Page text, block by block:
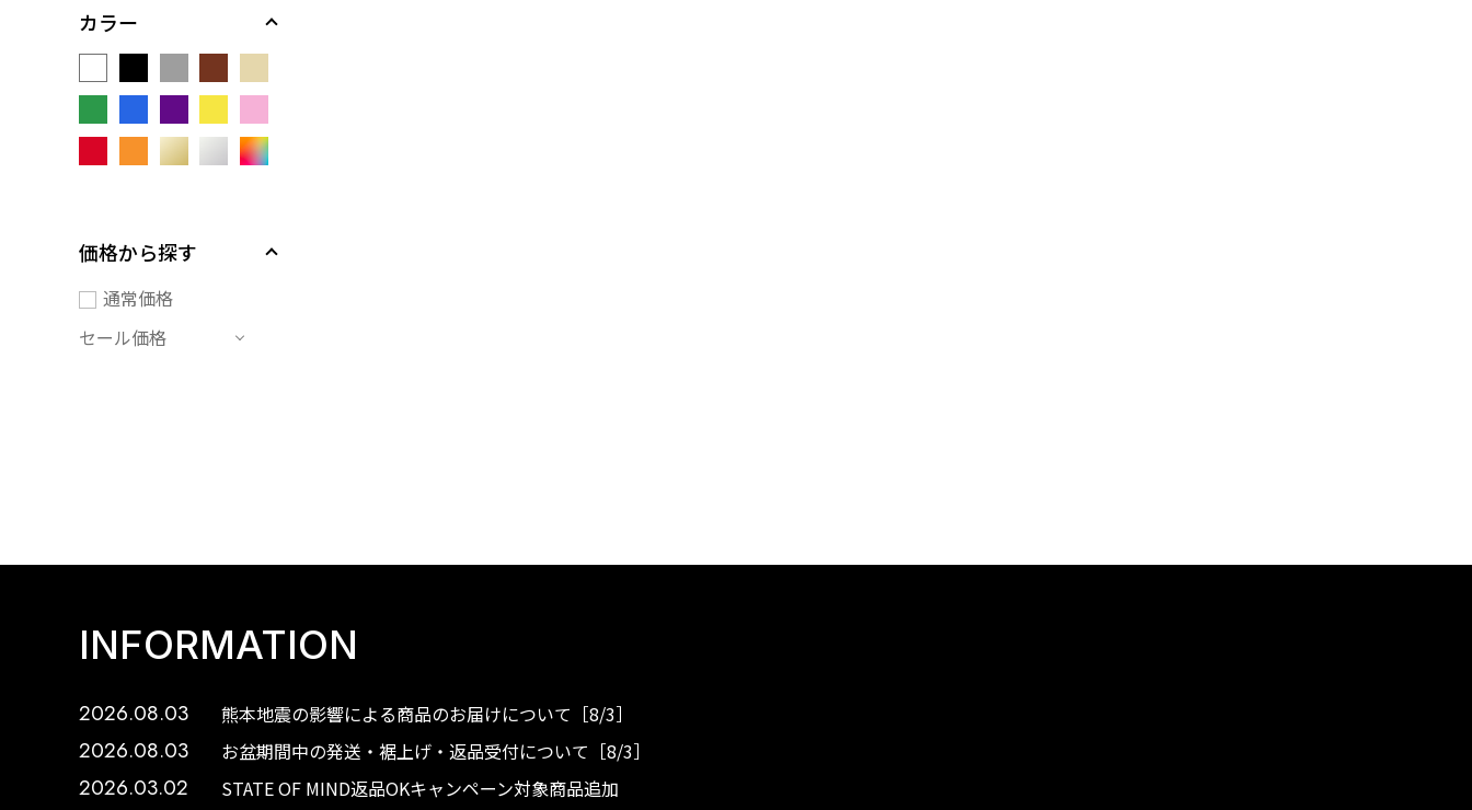
カラー
価格から探す
通常価格
セール価格
INFORMATION
2026.08.03 熊本地震の影響による商品のお届けについて［8/3］
2026.08.03 お盆期間中の発送・裾上げ・返品受付について［8/3］
2026.03.02 STATE OF MIND返品OKキャンペーン対象商品追加